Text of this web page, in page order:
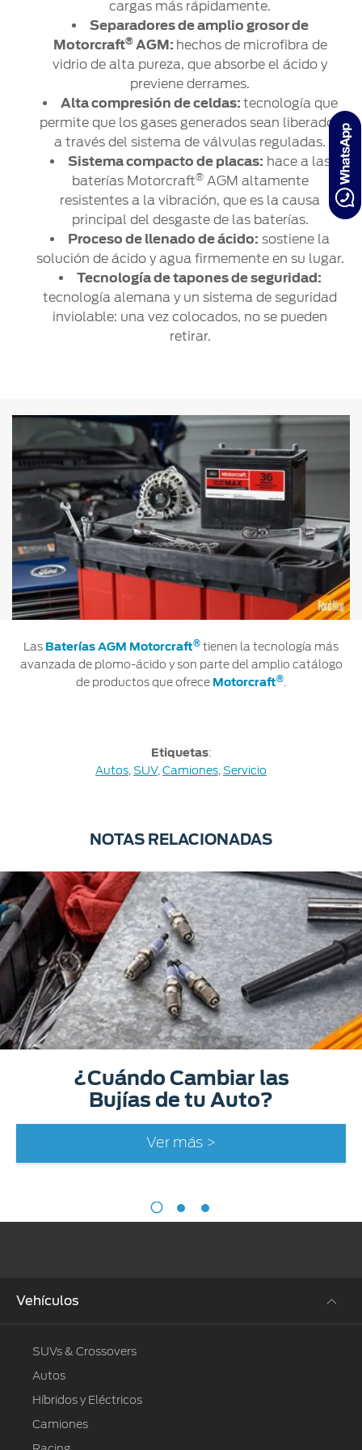
cargas más rápidamente.
Separadores de amplio grosor de
Motorcraft®AGM: hechos de microfibra de
vidrio de alta pureza, que absorbe el ácido y
previene derrames.
Alta compresión de celdas: tecnología que
permite que los gases generados sean liberados
a través del sistema de válvulas reguladas.
Sistema compacto de placas: hace a las
baterías Motorcraft®AGM altamente
resistentes a la vibración, que es la causa
principal del desgaste de las baterías.
Proceso de llenado de ácido: sostiene la
solución de ácido y agua firmemente en su lugar.
Tecnología de tapones de seguridad:
tecnología alemana y un sistema de seguridad
inviolable: una vez colocados, no se pueden
retirar.
Las Baterías AGM Motorcraft® tienen la tecnología más
avanzada de plomo-ácido y son parte del amplio catálogo
de productos que ofrece Motorcraft®
Etiquetas:
Autos SUV, Camiones Servicio
NOTAS RELACIONADAS
¿Cuándo Cambiar las
Bujías de tu Auto?
Ver más >
Vehículos
SUVs & Crossovers
Autos
Híbridos y Eléctricos
Camiones